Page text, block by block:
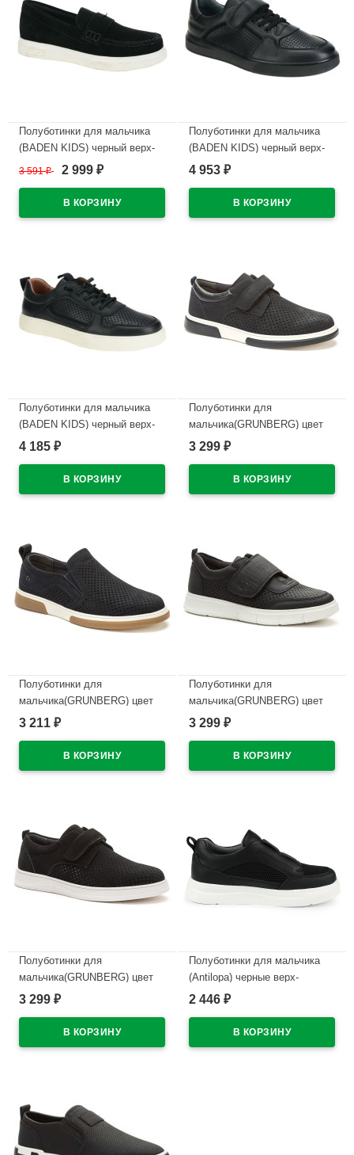
Полуботинки для мальчика
(BADEN KIDS) черный верх-
натуральная кожа подкладка-
40 арт.KPZ045-016
3 591₽ 2 999 ₽
Полуботинки для мальчика
(BADEN KIDS) черный верх-
натуральная кожа подкладка-
40 арт.KAH008-030
4 953 ₽
Полуботинки для мальчика
(BADEN KIDS) черный верх-
натуральная кожа подкладка-
37 арт.KAH010-050
4 185 ₽
Полуботинки для
мальчика(GRUNBERG) цвет
синий верх-искусственный
-натуральная кожа
арт.148612/02-04
3 299 ₽
Полуботинки для
мальчика(GRUNBERG) цвет
синий верх-искусственный
-натуральная кожа
арт.148612/04-03
3 211 ₽
Полуботинки для
мальчика(GRUNBERG) цвет
черный верх-искусственная
кожа арт.158619/04-01
3 299 ₽
Полуботинки для
мальчика(GRUNBERG) цвет
черный верх-искусственный
-натуральная кожа
арт.158621/06-02
3 299 ₽
Полуботинки для мальчика
(Antilopa) черные верх-
искусственная кожа +
арт.AL 14785
2 446 ₽